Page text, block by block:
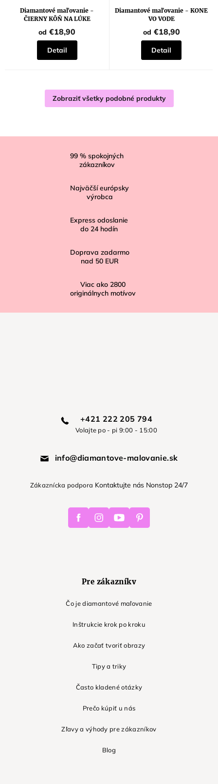
Diamantové maľovanie -
ČIERNY KÔŇ NA LÚKE
od €18,90
Detail
Diamantové maľovanie - KONE
VO VODE
od €18,90
Detail
Zobraziť všetky podobné produkty
99 % spokojných
zákazníkov
Najväčší európsky
výrobca
Express odoslanie
do 24 hodín
Doprava zadarmo
nad 50 EUR
Viac ako 2800
originálnych motívov
+421 222 205 794
Volajte po - pi 9:00 - 15:00
info@diamantove-malovanie.sk
Zákaznícka podpora Kontaktujte nás Nonstop 24/7
FacebookInstagramYoutube Pinterest
Pre zákazníkv
Čo je diamantové maľovanie
Inštrukcie krok po kroku
Ako začať tvoriť obrazy
Tipy a triky
Často kladené otázky
Prečo kúpiť u nás
Zľavy a výhody pre zákazníkov
Blog